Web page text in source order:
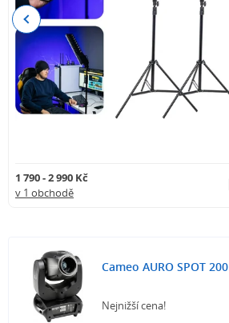
1 790 - 2 990 Kč
v 1 obchodě
Previous
Cameo AURO SPOT 200
Nejnižší cena!